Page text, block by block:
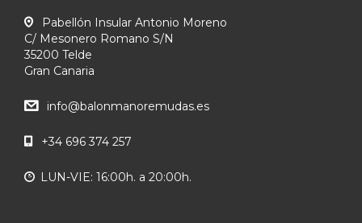
Pabellón Insular Antonio Moreno
C/ Mesonero Romano S/N
35200 Telde
Gran Canaria
info@balonmanoremudas.es
+34 696 374 257
LUN-VIE: 16:00h. a 20:00h.